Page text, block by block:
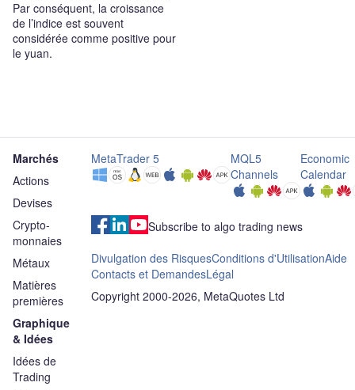
Par conséquent, la croissance
de l’indice est souvent
considérée comme positive pour
le yuan.
Marchés
Actions
Devises
Crypto-
monnaies
Métaux
Matières
premières
Graphique
& Idées
Idées de
Trading
MetaTrader 5
MQL5
Channels
Economic
Calendar
Subscribe to algo trading news
Divulgation des RisquesConditions d'UtilisationAide
Contacts et DemandesLégal
Copyright 2000-2026, MetaQuotes Ltd